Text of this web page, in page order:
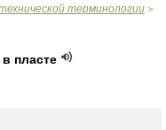
терминологии >
пласте